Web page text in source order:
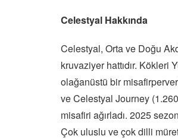
Celestyal Hakkında
Celestyal, Orta ve Doğu
kruvaziyer hattıdır.
olağanüstü bir
ve Celestyal Journey
misafiri ağırladı. 2025
Çok uluslu ve çok dilli